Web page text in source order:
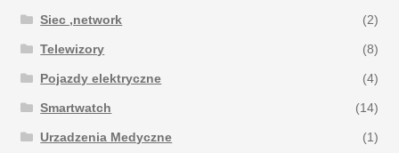
Siec ,network (2)
Telewizory (8)
Pojazdy elektryczne (4)
Smartwatch (14)
Urzadzenia Medyczne (1)